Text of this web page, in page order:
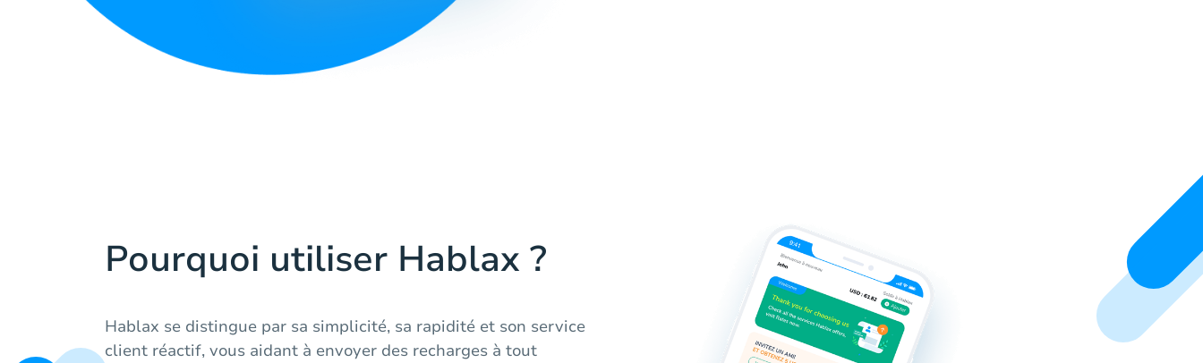
Pourquoi utiliser Hablax ?
Hablax se distingue par sa simplicité, sa rapidité et son service
client réactif, vous aidant à envoyer des recharges à tout